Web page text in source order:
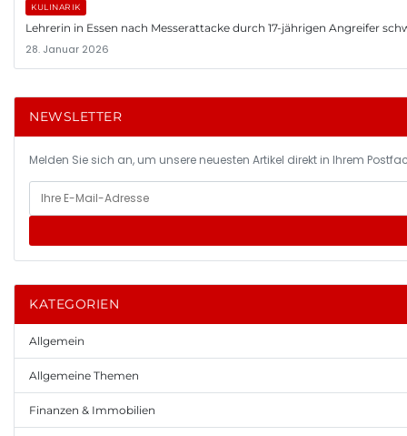
KULINARIK
Lehrerin in Essen nach Messerattacke durch 17-jährigen Angreifer
28. Januar 2026
NEWSLETTER
Melden Sie sich an, um unsere neuesten Artikel direkt in Ihrem
KATEGORIEN
Allgemein
Allgemeine Themen
Finanzen & Immobilien